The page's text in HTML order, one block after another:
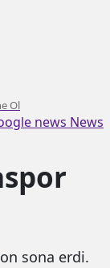
Ol
News
sona erdi.